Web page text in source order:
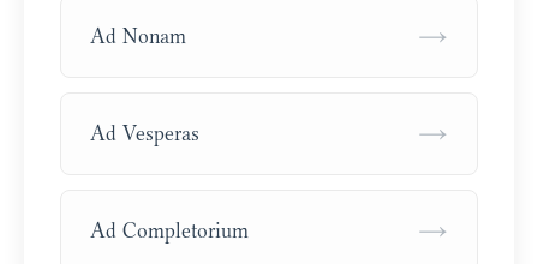
Ad Nonam →
Ad Vesperas →
Ad Completorium →